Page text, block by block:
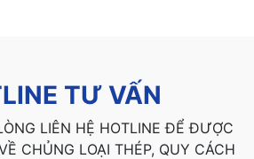
TƯ VẤN
LIÊN HỆ HOTLINE ĐỂ ĐƯỢC
CHỦNG LOẠI THÉP, QUY CÁCH